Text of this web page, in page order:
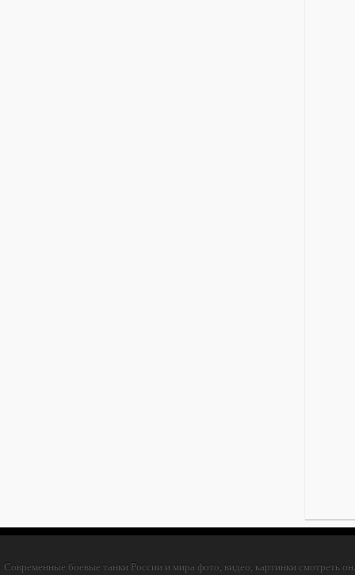
Современные боевые танки России и мира фото, видео, картинки смотреть